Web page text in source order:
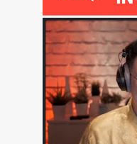
c
l
e
s
CHINE CHINOIS
MALAISIE PENANG